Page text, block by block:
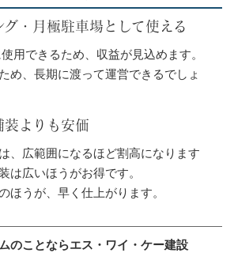
・月極駐車場として使える
用できるため、収益が見込めます。
め、長期に渡って運営できるでしょ
装よりも安価
、広範囲になるほど割高になります
は広いほうがお得です。
ほうが、早く仕上がります。
のことならエス・ワイ・ケー建設